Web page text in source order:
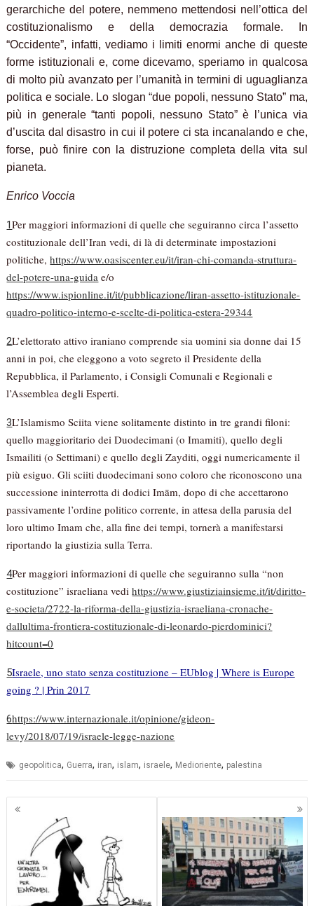
gerarchiche del potere, nemmeno mettendosi nell’ottica del
costituzionalismo e della democrazia formale. In
“Occidente”, infatti, vediamo i limiti enormi anche di queste
forme istituzionali e, come dicevamo, speriamo in qualcosa
di molto più avanzato per l’umanità in termini di uguaglianza
politica e sociale. Lo slogan “due popoli, nessuno Stato” ma,
più in generale “tanti popoli, nessuno Stato” è l’unica via
d’uscita dal disastro in cui il potere ci sta incanalando e che,
forse, può finire con la distruzione completa della vita sul
pianeta.
Enrico Voccia
1Per maggiori informazioni di quelle che seguiranno circa l’assetto
costituzionale dell’Iran vedi, di là di determinate impostazioni
politiche,https://www.oasiscenter.eu/it/iran-chi-comanda-struttura-
del-potere-una-guida e/o
https://www.ispionline.it/it/pubblicazione/liran-assetto-istituzionale-
quadro-politico-interno-e-scelte-di-politica-estera-29344
2L’elettorato attivo iraniano comprende sia uomini sia donne dai 15
anni in poi, che eleggono a voto segreto il Presidente della
Repubblica, il Parlamento, i Consigli Comunali e Regionali e
l’Assemblea degli Esperti.
3L’Islamismo Sciita viene solitamente distinto in tre grandi filoni:
quello maggioritario dei Duodecimani (o Imamiti), quello degli
Ismailiti (o Settimani) e quello degli Zayditi, oggi numericamente il
più esiguo. Gli sciiti duodecimani sono coloro che riconoscono una
successione ininterrotta di dodici Imām, dopo di che accettarono
passivamente l’ordine politico corrente, in attesa della parusia del
loro ultimo Imam che, alla fine dei tempi, tornerà a manifestarsi
riportando la giustizia sulla Terra.
4Per maggiori informazioni di quelle che seguiranno sulla “non
costituzione” israeliana vedihttps://www.giustiziainsieme.it/it/diritto-
e-societa/2722-la-riforma-della-giustizia-israeliana-cronache-
dallultima-frontiera-costituzionale-di-leonardo-pierdominici?
hitcount=0
5Israele, uno stato senza costituzione – EUblog | Where is Europe
going ? | Prin 2017
6https://www.internazionale.it/opinione/gideon-
levy/2018/07/19/israele-legge-nazione
geopolitica, Guerra, iran, islam, israele, Medioriente, palestina
Navigazione
articoli